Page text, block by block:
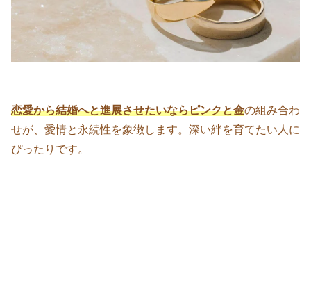
恋愛から結婚へと進展させたいならピンクと金の組み合わ
せが、愛情と永続性を象徴します。深い絆を育てたい人に
ぴったりです。